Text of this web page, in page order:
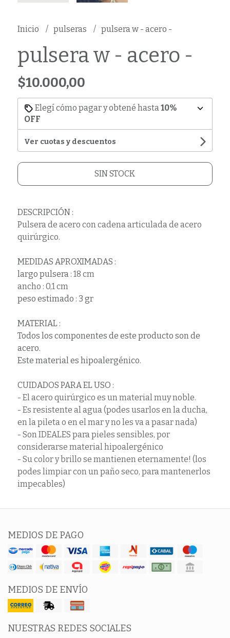
Inicio pulseras pulsera w - acero -
pulsera w - acero -
$10.000,00
Elegí cómo pagar y obtené hasta10%
OFF
Ver cuotas y descuentos
SIN STOCK
DESCRIPCIÓN :
Pulsera de acero con cadena articulada de acero
quirúrgico.
MEDIDAS APROXIMADAS :
largo pulsera : 18 cm
ancho : 0,1 cm
peso estimado : 3 gr
MATERIAL :
Todos los componentes de este producto son de
acero.
Este material es hipoalergénico.
CUIDADOS PARA EL USO :
- El acero quirúrgico es un material muy noble.
- Es resistente al agua (podes usarlos en la ducha,
en la pileta o en el mar y no les va a pasar nada)
- Son IDEALES para pieles sensibles, por
considerarse material hipoalergénico
- Su color y brillo se mantienen eternamente! (los
podes limpiar con un paño seco, para mantenerlos
impecables)
MEDIOS DE PAGO
MEDIOS DE ENVÍO
NUESTRAS REDES SOCIALES